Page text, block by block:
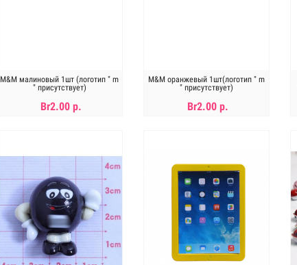
M&M малиновый 1шт (логотип " m
" присутствует)
Br2.00 р.
M&M оранжевый 1шт(логотип " m
" присутствует)
Br2.00 р.